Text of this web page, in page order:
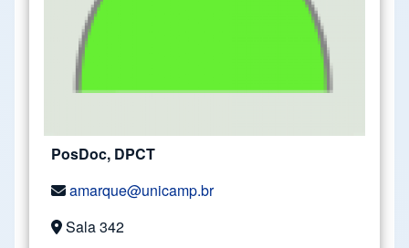
PosDoc, DPCT
amarque@unicamp.br
Sala 342